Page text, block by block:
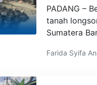
PADANG –
tanah
Sumatera
Farida Syifa